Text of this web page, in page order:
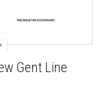
Gent Line